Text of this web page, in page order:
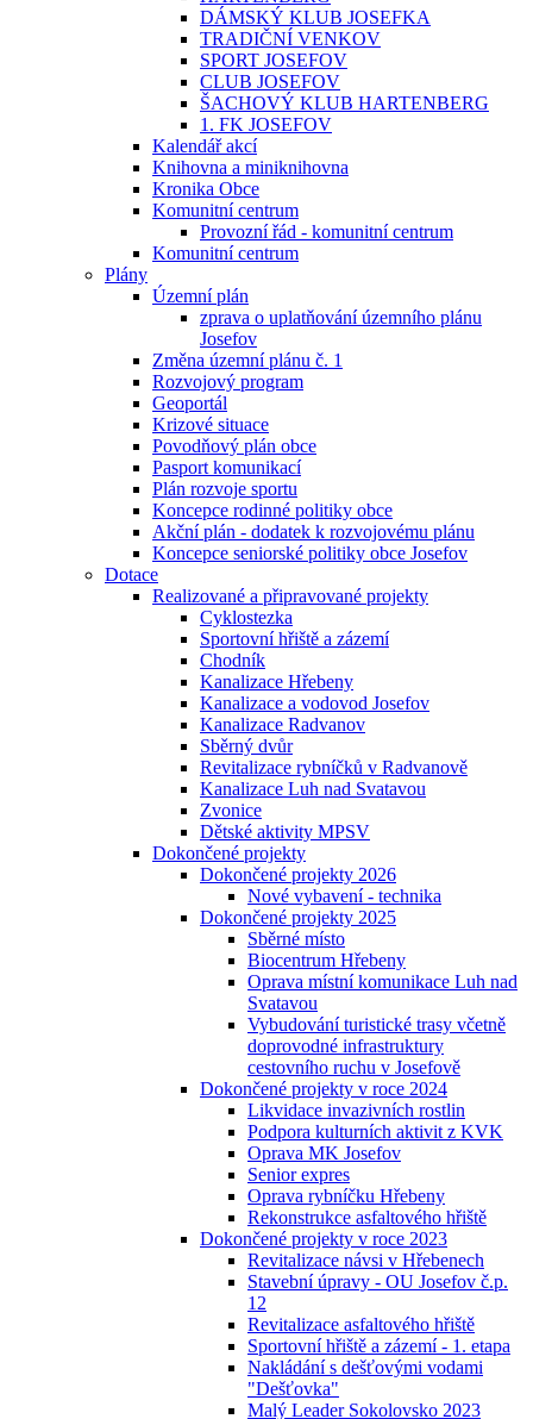
DÁMSKÝ KLUB JOSEFKA
TRADIČNÍ VENKOV
SPORT JOSEFOV
CLUB JOSEFOV
ŠACHOVÝ KLUB HARTENBERG
1. FK JOSEFOV
Kalendář akcí
Knihovna a miniknihovna
Kronika Obce
Komunitní centrum
Provozní řád - komunitní centrum
Komunitní centrum
Plány
Územní plán
zprava o uplatňování územního plánu
Josefov
Změna územní plánu č. 1
Rozvojový program
Geoportál
Krizové situace
Povodňový plán obce
Pasport komunikací
Plán rozvoje sportu
Koncepce rodinné politiky obce
Akční plán - dodatek k rozvojovému plánu
Koncepce seniorské politiky obce Josefov
Dotace
Realizované a připravované projekty
Cyklostezka
Sportovní hřiště a zázemí
Chodník
Kanalizace Hřebeny
Kanalizace a vodovod Josefov
Kanalizace Radvanov
Sběrný dvůr
Revitalizace rybníčků v Radvanově
Kanalizace Luh nad Svatavou
Zvonice
Dětské aktivity MPSV
Dokončené projekty
Dokončené projekty 2026
Nové vybavení - technika
Dokončené projekty 2025
Sběrné místo
Biocentrum Hřebeny
Oprava místní komunikace Luh nad
Svatavou
Vybudování turistické trasy včetně
doprovodné infrastruktury
cestovního ruchu v Josefově
Dokončené projekty v roce 2024
Likvidace invazivních rostlin
Podpora kulturních aktivit z KVK
Oprava MK Josefov
Senior expres
Oprava rybníčku Hřebeny
Rekonstrukce asfaltového hřiště
Dokončené projekty v roce 2023
Revitalizace návsi v Hřebenech
Stavební úpravy - OU Josefov č.p.
12
Revitalizace asfaltového hřiště
Sportovní hřiště a zázemí - 1. etapa
Nakládání s dešťovými vodami
"Dešťovka"
Malý Leader Sokolovsko 2023